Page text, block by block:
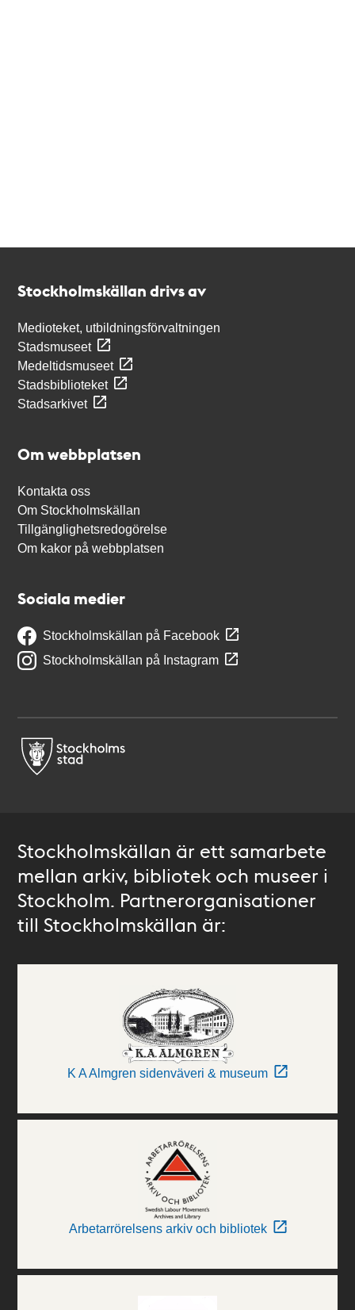
Stockholmskällan drivs av
Medioteket, utbildningsförvaltningen
Stadsmuseet
Medeltidsmuseet
Stadsbiblioteket
Stadsarkivet
Om webbplatsen
Kontakta oss
Om Stockholmskällan
Tillgänglighetsredogörelse
Om kakor på webbplatsen
Sociala medier
Stockholmskällan på Facebook
Stockholmskällan på Instagram
Stockholmskällan är ett samarbete
mellan arkiv, bibliotek och museer i
Stockholm. Partnerorganisationer
till Stockholmskällan är:
K A Almgren sidenväveri & museum
Arbetarrörelsens arkiv och bibliotek